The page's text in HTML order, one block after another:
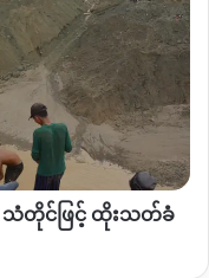
ာသည့် တပ်မ
န့် မီးရှို့ဖျက်ဆီးခဲ့ပြီး
ည်းများပါမီးရှို့ဖျက်ဆီး
အစည်းအဝေးလုပ်မယ်
လက်နက်ကြီးနဲ့
းကြတာ။ အဲတော့ သူ
ေကို သတ်ဖြတ်တာတွေ
သံတိုင်ဖြင့် ထိုးသတ်ခံ